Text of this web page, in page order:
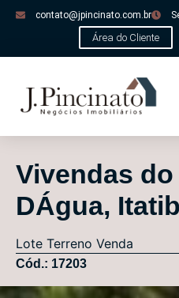
contato@jpincinato.com.br
Área do Cliente
Vivendas
DÁgua,
Lote Terreno Venda
Cód.: 17203